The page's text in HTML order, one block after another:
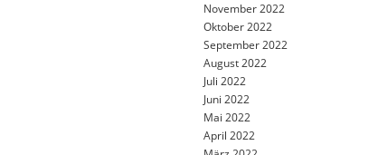
November 2022
Oktober 2022
September 2022
August 2022
Juli 2022
Juni 2022
Mai 2022
April 2022